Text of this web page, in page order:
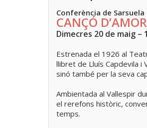
Conferència de Sarsuela
CANÇÓ
Dimecres 20 de maig –
Estrenada el 1926 al
llibret de Lluís Capdevila i
sinó també per la seva
Ambientada al Vallespir
el rerefons històric,
temps.